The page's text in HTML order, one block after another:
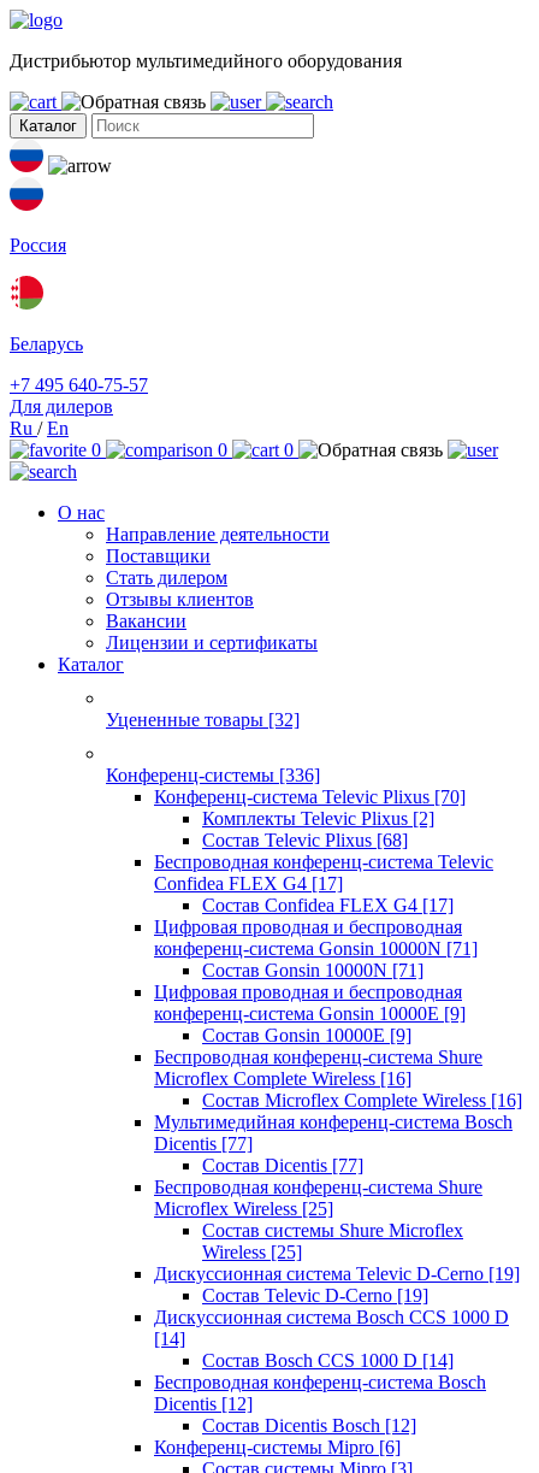
Дистрибьютор мультимедийного оборудования
Каталог
Россия
Беларусь
+7 495 640-75-57
Для дилеров
Ru /En
0
0 0
О нас
Направление деятельности
Поставщики
Стать дилером
Отзывы клиентов
Вакансии
Лицензии и сертификаты
Каталог
Уцененные товары [32]
Конференц-системы [336]
Конференц-система Televic Plixus [70]
Комплекты Televic Plixus [2]
Состав Televic Plixus [68]
Беспроводная конференц-система Televic
Confidea FLEX G4 [17]
Состав Confidea FLEX G4 [17]
Цифровая проводная и беспроводная
конференц-система Gonsin 10000N [71]
Состав Gonsin 10000N [71]
Цифровая проводная и беспроводная
конференц-система Gonsin 10000E [9]
Состав Gonsin 10000E [9]
Беспроводная конференц-система Shure
Microflex Complete Wireless [16]
Состав Microflex Complete Wireless [16]
Мультимедийная конференц-система Bosch
Dicentis [77]
Состав Dicentis [77]
Беспроводная конференц-система Shure
Microflex Wireless [25]
Состав системы Shure Microflex
Wireless [25]
Дискуссионная система Televic D-Cerno [19]
Состав Televic D-Cerno [19]
Дискуссионная система Bosch CCS 1000 D
[14]
Состав Bosch CCS 1000 D [14]
Беспроводная конференц-система Bosch
Dicentis [12]
Состав Dicentis Bosch [12]
Конференц-системы Mipro [6]
Состав системы Mipro [3]